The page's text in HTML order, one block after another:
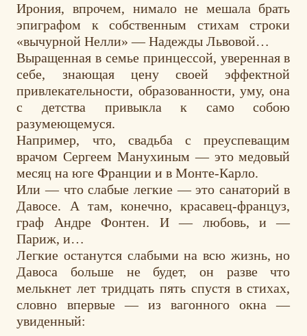
Ирония, впрочем, нимало не мешала брать
эпиграфом к собственным стихам строки
«вычурной Нелли» — Надежды Львовой…
Выращенная в семье принцессой, уверенная в
себе, знающая цену своей эффектной
привлекательности, образованности, уму, она
с детства привыкла к само собою
разумеющемуся.
Например, что, свадьба с преуспеващим
врачом Сергеем Манухиным — это медовый
месяц на юге Франции и в Монте-Карло.
Или — что слабые легкие — это санаторий в
Давосе. А там, конечно, красавец-француз,
граф Андре Фонтен. И — любовь, и —
Париж, и…
Легкие останутся слабыми на всю жизнь, но
Давоса больше не будет, он разве что
мелькнет лет тридцать пять спустя в стихах,
словно впервые — из вагонного окна —
увиденный: